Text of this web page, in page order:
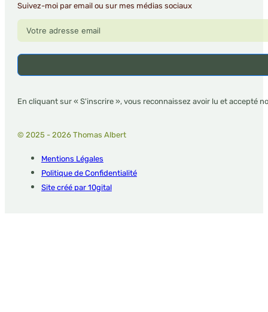
Suivez-moi par email ou sur mes médias sociaux
En cliquant sur « S'inscrire », vous reconnaissez avoir lu et accepté
© 2025 - 2026 Thomas Albert
Mentions Légales
Politique de Confidentialité
Site créé par 10gital